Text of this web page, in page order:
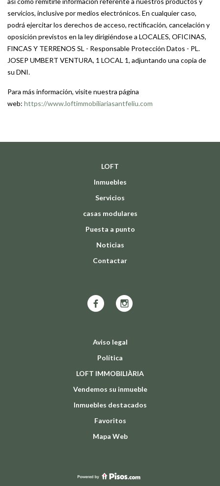
servicios, inclusive por medios electrónicos. En cualquier caso,
podrá ejercitar los derechos de acceso, rectificación, cancelación y
oposición previstos en la ley dirigiéndose a LOCALES, OFICINAS,
FINCAS Y TERRENOS SL - Responsable Protección Datos - PL.
JOSEP UMBERT VENTURA, 1 LOCAL 1, adjuntando una copia de
su DNI.
Para más información, visite nuestra página
web: https://www.loftimmobiliariasantfeliu.com
LOFT
Inmuebles
Servicios
casas modulares
Puesta a punto
Noticias
Contactar
Aviso legal
Política
LOFT IMMOBILIÀRIA
Vendemos su inmueble
Inmuebles destacados
Favoritos
Mapa Web